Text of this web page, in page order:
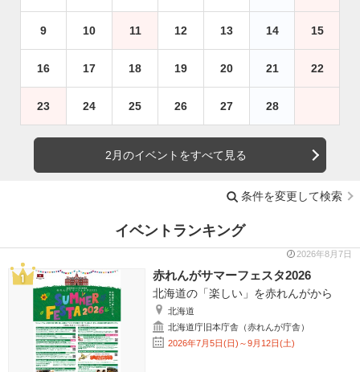
9 10 11 12 13 14 15
16 17 18 19 20 21 22
23 24 25 26 27 28
2月のイベントをすべて見る
条件を変更して検索
イベントランキング
2026年8月7日
赤れんがサマーフェスタ2026
北海道の「楽しい」を赤れんがから
北海道
北海道庁旧本庁舎（赤れんが庁舎）
2026年7月5日(日)～9月12日(土)